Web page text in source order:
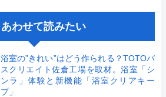
あわせて読みたい
浴室の”きれい”はどう作られる？TOTOバ
スクリエイト佐倉工場を取材。浴室「シ
ンラ」体験と新機能「浴室クリアキー
プ」